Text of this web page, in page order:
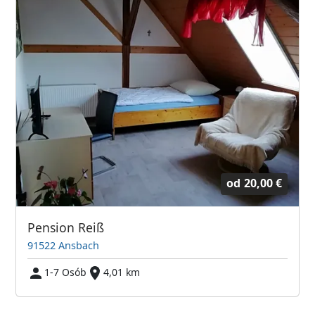
od 20,00 €
Pension Reiß
91522 Ansbach
1-7 Osób
4,01 km